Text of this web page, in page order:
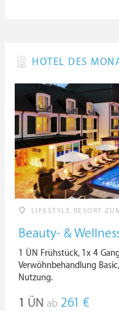
HOTEL DES
LIFESTYLE RESORT
Beauty- &
1 ÜN Frühstück, 1x 4
Verwöhnbehandlung
Nutzung.
1 ÜN ab 261 €